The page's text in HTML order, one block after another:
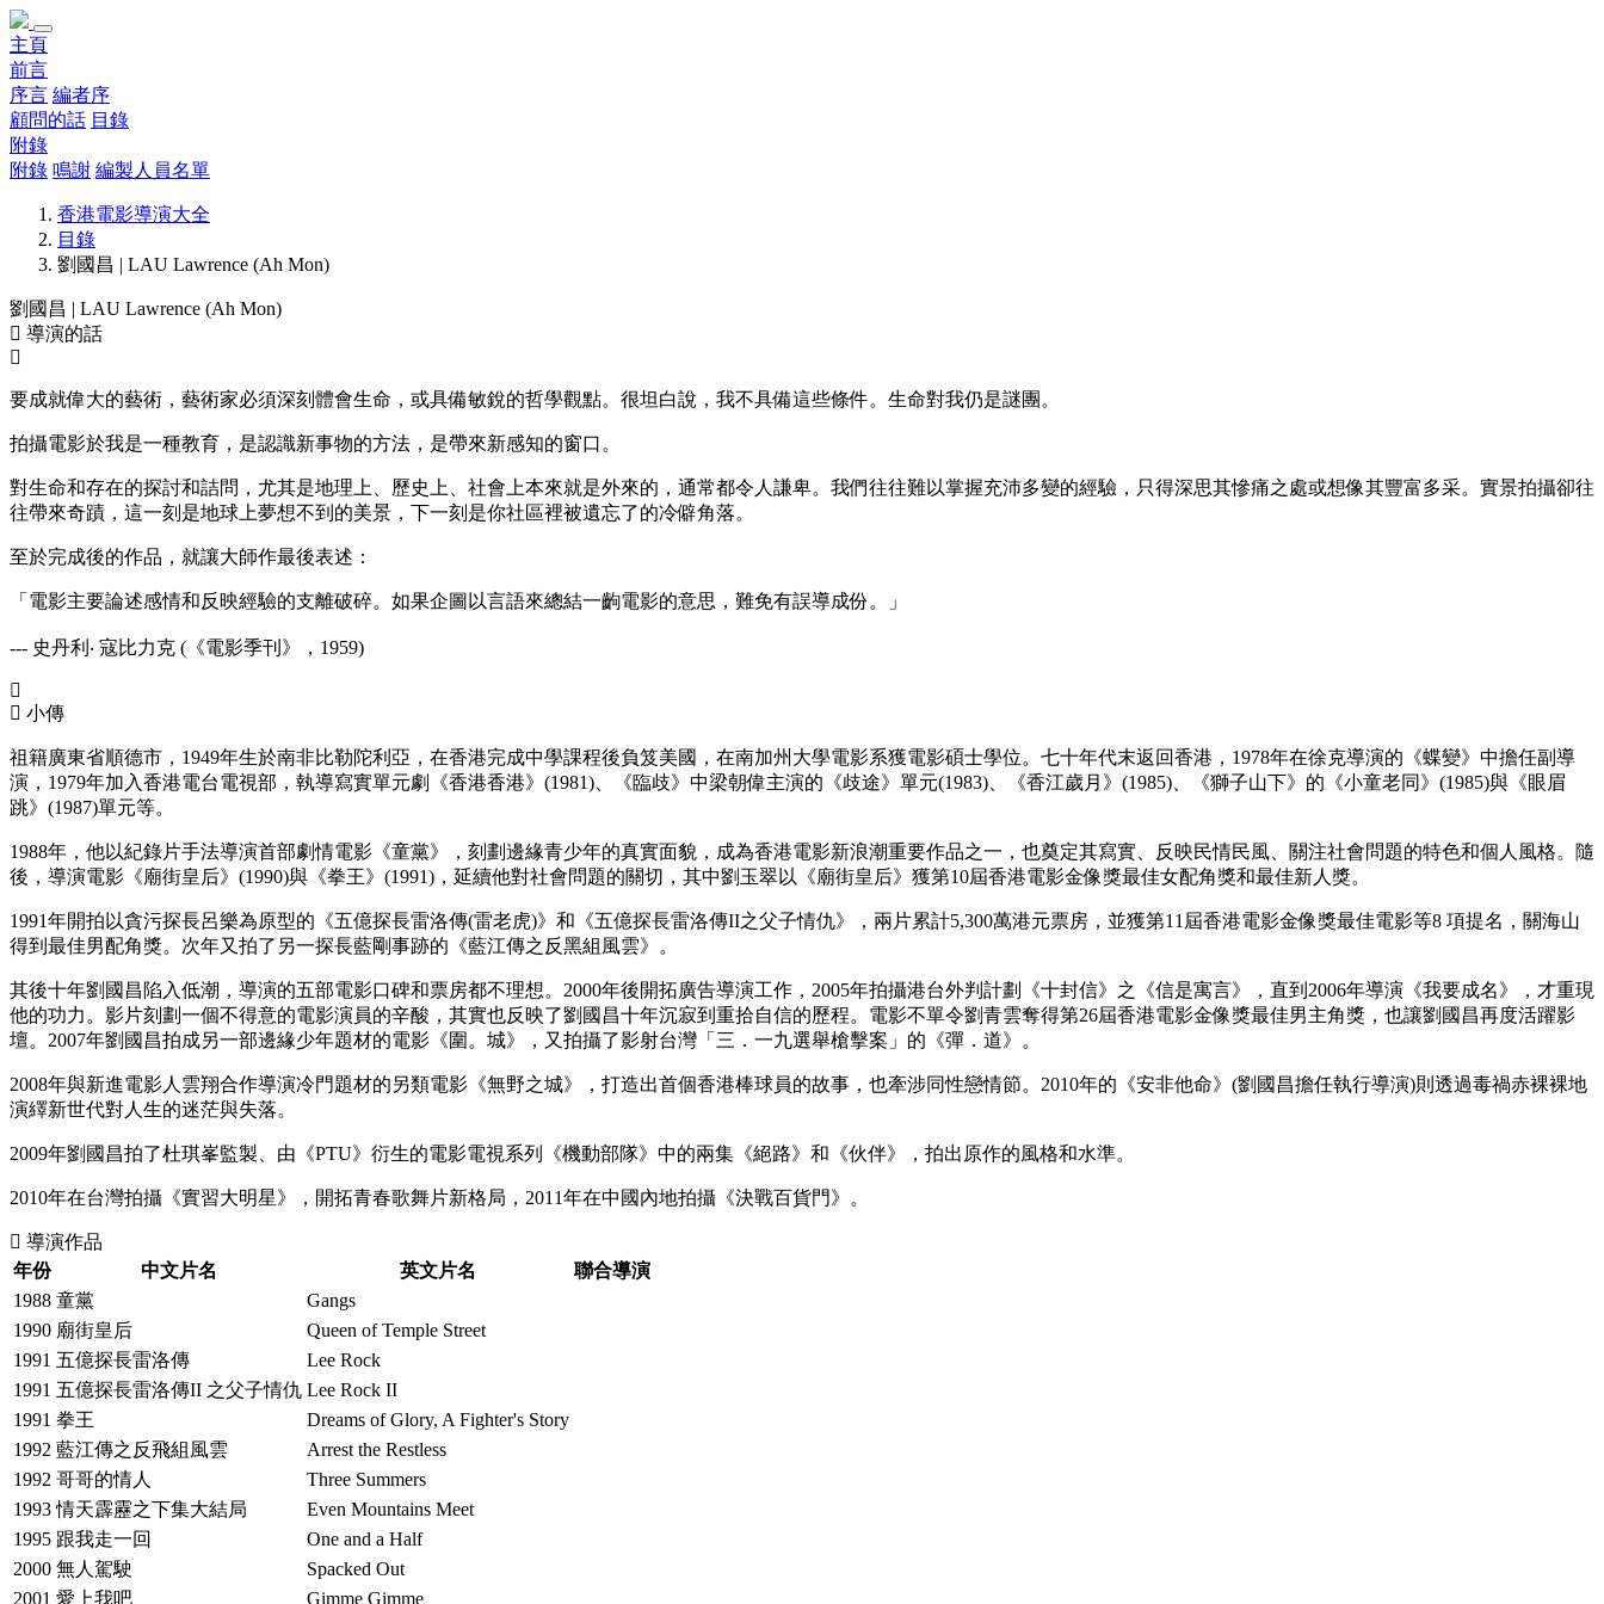
主頁
前言
序言 編者序
顧問的話 目錄
附錄
附錄 鳴謝 編製人員名單
香港電影導演大全
目錄
劉國昌 | LAU Lawrence (Ah Mon)
劉國昌 | LAU Lawrence (Ah Mon)
導演的話
要成就偉大的藝術，藝術家必須深刻體會生命，或具備敏銳的哲學觀點。很坦白說，我不具備這些條件。生命對我仍是謎團。
拍攝電影於我是一種教育，是認識新事物的方法，是帶來新感知的窗口。
對生命和存在的探討和詰問，尤其是地理上、歷史上、社會上本來就是外來的，通常都令人謙卑。我們往往難以掌握充沛多變的經驗，只得深思其慘痛之處或想像其豐富多采。實景拍攝卻往
往帶來奇蹟，這一刻是地球上夢想不到的美景，下一刻是你社區裡被遺忘了的冷僻角落。
至於完成後的作品，就讓大師作最後表述：
「電影主要論述感情和反映經驗的支離破碎。如果企圖以言語來總結一齣電影的意思，難免有誤導成份。」
--- 史丹利‧ 寇比力克 (《電影季刊》，1959)
小傳
祖籍廣東省順德市，1949年生於南非比勒陀利亞，在香港完成中學課程後負笈美國，在南加州大學電影系獲電影碩士學位。七十年代末返回香港，1978年在徐克導演的《蝶變》中擔任副導
演，1979年加入香港電台電視部，執導寫實單元劇《香港香港》(1981)、《臨歧》中梁朝偉主演的《歧途》單元(1983)、《香江歲月》(1985)、《獅子山下》的《小童老同》(1985)與《眼眉
跳》(1987)單元等。
1988年，他以紀錄片手法導演首部劇情電影《童黨》，刻劃邊緣青少年的真實面貌，成為香港電影新浪潮重要作品之一，也奠定其寫實、反映民情民風、關注社會問題的特色和個人風格。隨
後，導演電影《廟街皇后》(1990)與《拳王》(1991)，延續他對社會問題的關切，其中劉玉翠以《廟街皇后》獲第10屆香港電影金像獎最佳女配角獎和最佳新人獎。
1991年開拍以貪污探長呂樂為原型的《五億探長雷洛傳(雷老虎)》和《五億探長雷洛傳II之父子情仇》，兩片累計5,300萬港元票房，並獲第11屆香港電影金像獎最佳電影等8 項提名，關海山
得到最佳男配角獎。次年又拍了另一探長藍剛事跡的《藍江傳之反黑組風雲》。
其後十年劉國昌陷入低潮，導演的五部電影口碑和票房都不理想。2000年後開拓廣告導演工作，2005年拍攝港台外判計劃《十封信》之《信是寓言》，直到2006年導演《我要成名》，才重現
他的功力。影片刻劃一個不得意的電影演員的辛酸，其實也反映了劉國昌十年沉寂到重拾自信的歷程。電影不單令劉青雲奪得第26屆香港電影金像獎最佳男主角獎，也讓劉國昌再度活躍影
壇。2007年劉國昌拍成另一部邊緣少年題材的電影《圍。城》，又拍攝了影射台灣「三．一九選舉槍擊案」的《彈．道》。
2008年與新進電影人雲翔合作導演冷門題材的另類電影《無野之城》，打造出首個香港棒球員的故事，也牽涉同性戀情節。2010年的《安非他命》(劉國昌擔任執行導演)則透過毒禍赤裸裸地
演繹新世代對人生的迷茫與失落。
2009年劉國昌拍了杜琪峯監製、由《PTU》衍生的電影電視系列《機動部隊》中的兩集《絕路》和《伙伴》，拍出原作的風格和水準。
2010年在台灣拍攝《實習大明星》，開拓青春歌舞片新格局，2011年在中國內地拍攝《決戰百貨門》。
導演作品
年份
中文片名 英文片名
聯合導演
1988 童黨
Gangs
1990 廟街皇后
Queen of Temple Street
1991 五億探長雷洛傳
Lee Rock
1991 五億探長雷洛傳II 之父子情仇 Lee Rock II
1991 拳王
Dreams of Glory, A Fighter's Story
1992 藍江傳之反飛組風雲
Arrest the Restless
1992 哥哥的情人
Three Summers
1993 情天霹靂之下集大結局
Even Mountains Meet
1995 跟我走一回
One and a Half
2000 無人駕駛
Spacked Out
2001 愛上我吧 Gimme Gimme